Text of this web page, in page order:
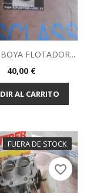
FLOTADOR...
Precio
40,00 €
AL CARRITO
FUERA DE STOCK
favorite_border